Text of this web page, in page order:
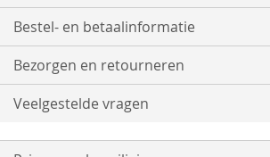
Bestel- en betaalinformatie
Bezorgen en retourneren
Veelgestelde vragen